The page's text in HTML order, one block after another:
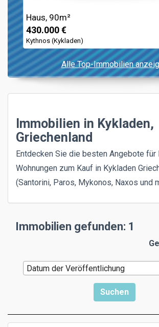
Haus, 90m²
430.000 €
Kythnos (Kykladen)
Alle Top-Immobilien
Immobilien in Kykladen,
Griechenland
Entdecken Sie die besten Angebote für
Wohnungen zum Kauf in Kykladen
(Santorini, Paros, Mykonos, Naxos und
Immobilien gefunden: 1
Datum der Veröffentlichung